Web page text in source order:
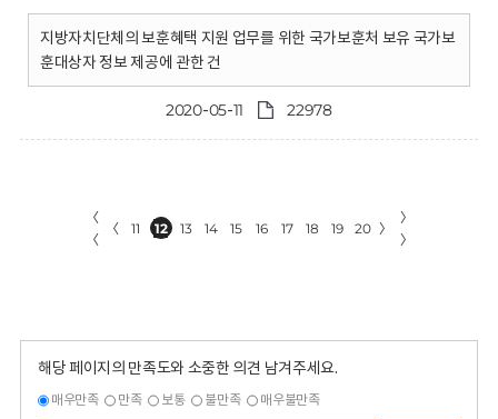
지방자치단체의 보훈혜택 지원 업무를 위한 국가보훈처 보유 국가보
훈대상자 정보 제공에 관한 건
2020-05-11 22978
〈
〈
〈 11 12 13 14 15 16 17 18 19 20 〉
〉
〉
해당 페이지의 만족도와 소중한 의견 남겨주세요.
매우만족 만족 보통 불만족 매우불만족